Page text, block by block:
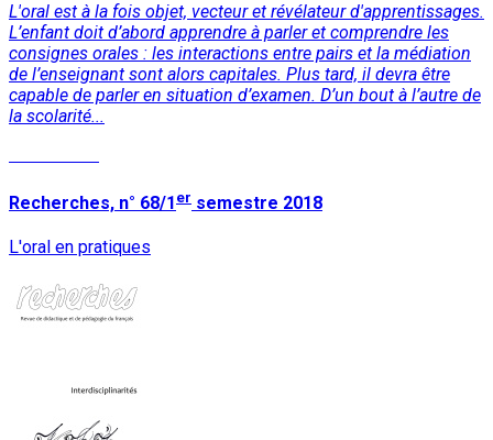
L'oral est à la fois objet, vecteur et révélateur d'apprentissages.
L’enfant doit d’abord apprendre à parler et comprendre les
consignes orales : les interactions entre pairs et la médiation
de l’enseignant sont alors capitales. Plus tard, il devra être
capable de parler en situation d’examen. D’un bout à l’autre de
la scolarité...
Recherches, n° 68/1 er semestre 2018
L'oral en pratiques